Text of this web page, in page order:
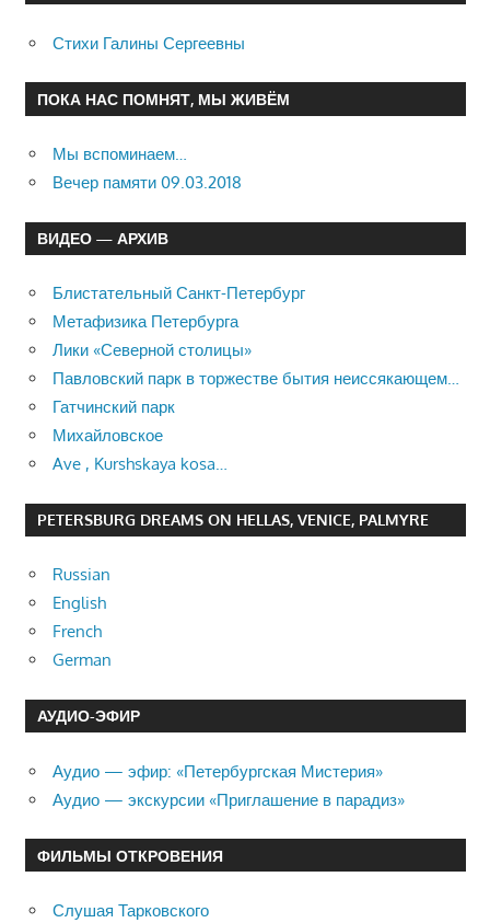
Стихи Галины Сергеевны
ПОКА НАС ПОМНЯТ, МЫ ЖИВЁМ
Мы вспоминаем…
Вечер памяти 09.03.2018
ВИДЕО — АРХИВ
Блистательный Санкт-Петербург
Метафизика Петербурга
Лики «Северной столицы»
Павловский парк в торжестве бытия неиссякающем…
Гатчинский парк
Михайловское
Ave , Kurshskaya kosa…
PETERSBURG DREAMS ON HELLAS, VENICE, PALMYRE
Russian
English
French
German
АУДИО-ЭФИР
Аудио — эфир: «Петербургская Мистерия»
Аудио — экскурсии «Приглашение в парадиз»
ФИЛЬМЫ ОТКРОВЕНИЯ
Слушая Тарковского